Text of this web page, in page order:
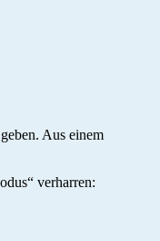
Aus einem
verharren: